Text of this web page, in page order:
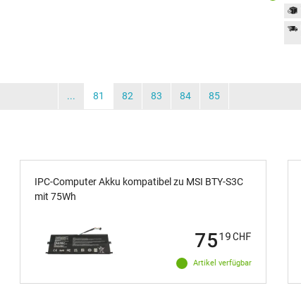
... 81 82 83 84 85
IPC-Computer Akku kompatibel zu MSI BTY-S3C
mit 75Wh
Artikel verfügbar
7519CHF